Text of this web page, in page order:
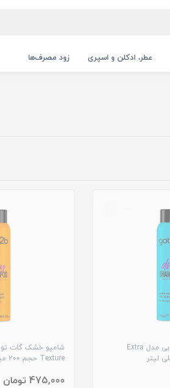
عطر، ادکلن و اسپری زود مصرف‌ها
شامپو خشک گات تو بی مدل Extra
Texture حجم 200 میلی لیتر
475,000 تومان